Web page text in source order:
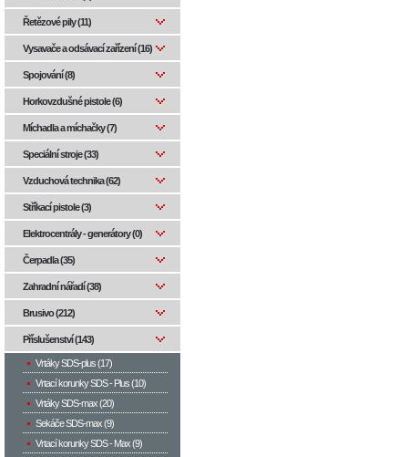
Řetězové pily (11)
Vysavače a odsávací zařízení (16)
Spojování (8)
Horkovzdušné pistole (6)
Míchadla a míchačky (7)
Speciální stroje (33)
Vzduchová technika (62)
Stříkací pistole (3)
Elektrocentrály - generátory (0)
Čerpadla (35)
Zahradní nářadí (38)
Brusivo (212)
Příslušenství (143)
Vrtáky SDS-plus (17)
Vrtací korunky SDS - Plus (10)
Vrtáky SDS-max (20)
Sekáče SDS-max (9)
Vrtací korunky SDS - Max (9)